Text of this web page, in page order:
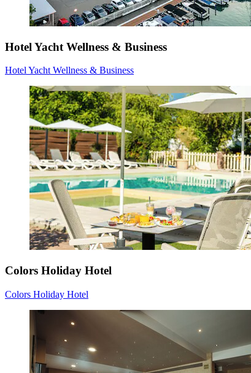
Hotel Yacht Wellness & Business
Hotel Yacht Wellness & Business
Colors Holiday Hotel
Colors Holiday Hotel